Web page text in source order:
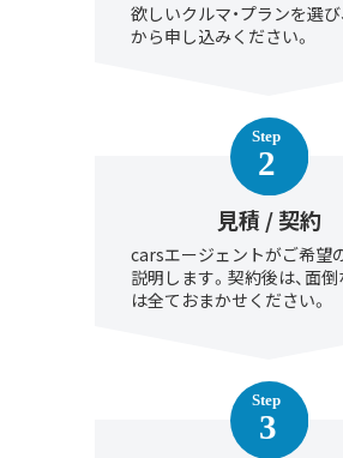
欲しいクルマ・プランを選び
から申し込みください。
見積 / 契約
carsエージェントがご希望
説明します。契約後は、面
は全ておまかせください。